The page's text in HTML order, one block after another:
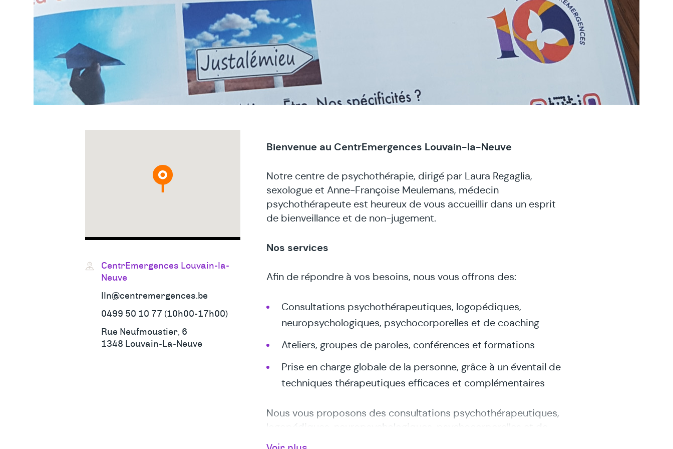
Bienvenue au CentrEmergences Louvain-la-Neuve
Notre centre de psychothérapie, dirigé par Laura Regaglia,
sexologue et Anne-Françoise Meulemans, médecin
psychothérapeute est heureux de vous accueillir dans un esprit
de bienveillance et de non-jugement.
Nos services
Afin de répondre à vos besoins, nous vous offrons des:
Consultations psychothérapeutiques, logopédiques,
neuropsychologiques, psychocorporelles et de coaching
Ateliers, groupes de paroles, conférences et formations
Prise en charge globale de la personne, grâce à un éventail de
techniques thérapeutiques efficaces et complémentaires
Nous vous proposons des consultations psychothérapeutiques,
logopédiques, neuropsychologiques, psychocorporelles et de
coaching, des ateliers, des groupes de paroles, des conférences
Adresses
CentrEmergences Louvain-la-
Neuve
lln@centremergences.be
0499 50 10 77 (10h00-17h00)
Rue Neufmoustier, 6
1348 Louvain-La-Neuve